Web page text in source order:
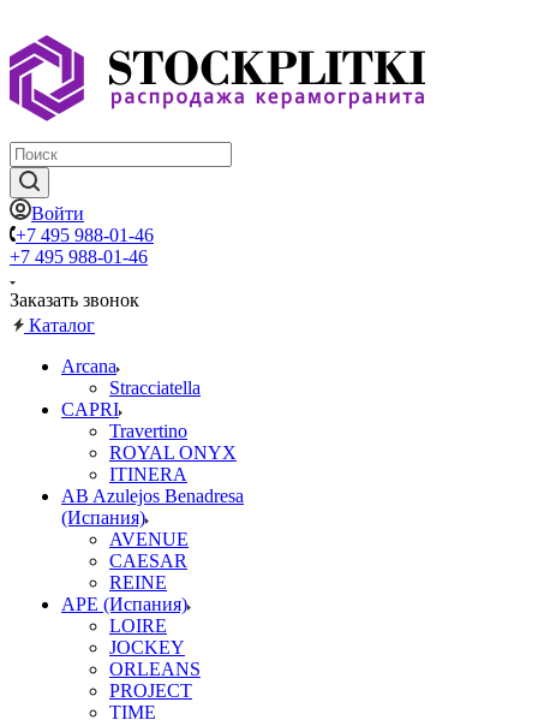
Войти
+7 495 988-01-46
+7 495 988-01-46
Заказать звонок
Каталог
Arcana
Stracciatella
CAPRI
Travertino
ROYAL ONYX
ITINERA
AB Azulejos Benadresa
(Испания)
AVENUE
CAESAR
REINE
APE (Испания)
LOIRE
JOCKEY
ORLEANS
PROJECT
TIME